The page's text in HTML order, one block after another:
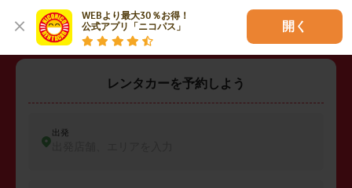
WEBより最大30％お得！
公式アプリ「ニコパス」
開く
レンタカーを予約しよう
出発